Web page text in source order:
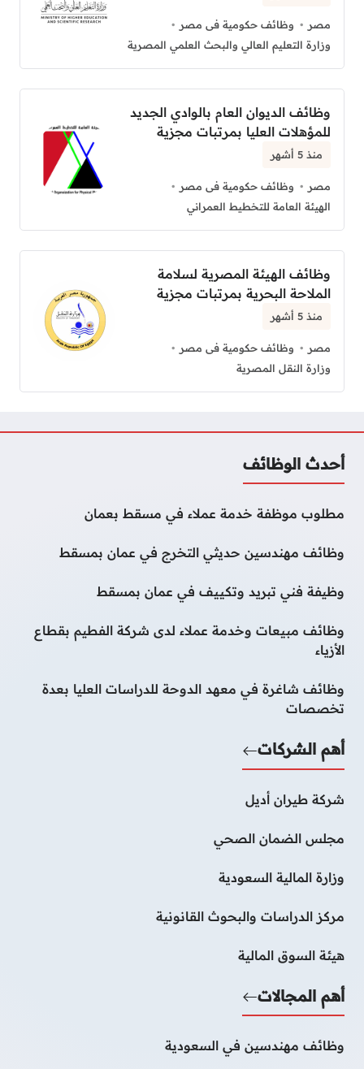
مصر
وظائف حكومية فى مصر
وزارة التعليم العالي والبحث العلمي المصرية
وظائف الديوان العام بالوادي الجديد
للمؤهلات العليا بمرتبات مجزية
منذ 5 أشهر
مصر
وظائف حكومية فى مصر
الهيئة العامة للتخطيط العمراني
وظائف الهيئة المصرية لسلامة
الملاحة البحرية بمرتبات مجزية
منذ 5 أشهر
مصر
وظائف حكومية فى مصر
وزارة النقل المصرية
أحدث الوظائف
مطلوب موظفة خدمة عملاء في مسقط بعمان
وظائف مهندسين حديثي التخرج في عمان بمسقط
وظيفة فني تبريد وتكييف في عمان بمسقط
وظائف مبيعات وخدمة عملاء لدى شركة الفطيم بقطاع
الأزياء
وظائف شاغرة في معهد الدوحة للدراسات العليا بعدة
تخصصات
أهم الشركات
شركة طيران أديل
مجلس الضمان الصحي
وزارة المالية السعودية
مركز الدراسات والبحوث القانونية
هيئة السوق المالية
أهم المجالات
وظائف مهندسين في السعودية